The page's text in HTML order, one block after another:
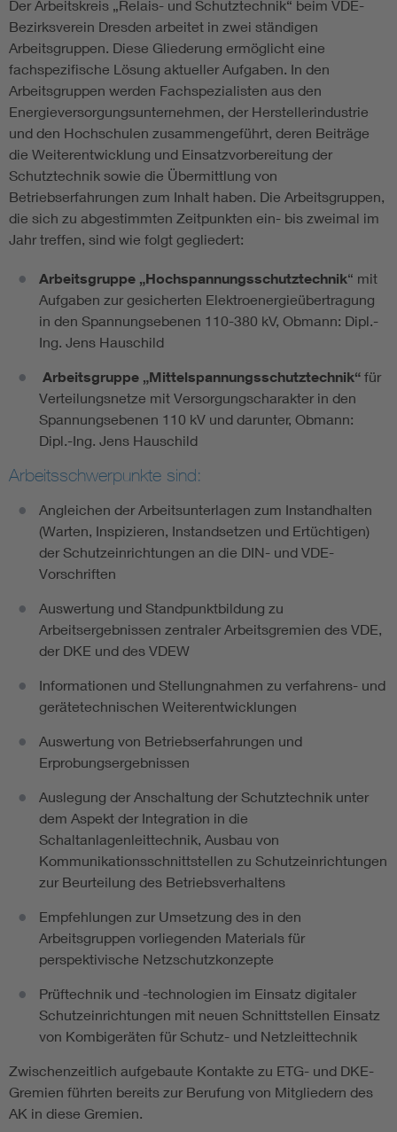
Der Arbeitskreis „Relais- und Schutztechnik“ beim VDE-
Bezirksverein Dresden arbeitet in zwei ständigen
Arbeitsgruppen. Diese Gliederung ermöglicht eine
fachspezifische Lösung aktueller Aufgaben. In den
Arbeitsgruppen werden Fachspezialisten aus den
Energieversorgungsunternehmen, der Herstellerindustrie
und den Hochschulen zusammengeführt, deren Beiträge
die Weiterentwicklung und Einsatzvorbereitung der
Schutztechnik sowie die Übermittlung von
Betriebserfahrungen zum Inhalt haben. Die Arbeitsgruppen,
die sich zu abgestimmten Zeitpunkten ein- bis zweimal im
Jahr treffen, sind wie folgt gegliedert:
Arbeitsgruppe „Hochspannungsschutztechnik“ mit
Aufgaben zur gesicherten Elektroenergieübertragung
in den Spannungsebenen 110-380 kV, Obmann: Dipl.-
Ing. Jens Hauschild
Arbeitsgruppe „Mittelspannungsschutztechnik“ für
Verteilungsnetze mit Versorgungscharakter in den
Spannungsebenen 110 kV und darunter, Obmann:
Dipl.-Ing. Jens Hauschild
Arbeitsschwerpunkte sind:
Angleichen der Arbeitsunterlagen zum Instandhalten
(Warten, Inspizieren, Instandsetzen und Ertüchtigen)
der Schutzeinrichtungen an die DIN- und VDE-
Vorschriften
Auswertung und Standpunktbildung zu
Arbeitsergebnissen zentraler Arbeitsgremien des VDE,
der DKE und des VDEW
Informationen und Stellungnahmen zu verfahrens- und
gerätetechnischen Weiterentwicklungen
Auswertung von Betriebserfahrungen und
Erprobungsergebnissen
Auslegung der Anschaltung der Schutztechnik unter
dem Aspekt der Integration in die
Schaltanlagenleittechnik, Ausbau von
Kommunikationsschnittstellen zu Schutzeinrichtungen
zur Beurteilung des Betriebsverhaltens
Empfehlungen zur Umsetzung des in den
Arbeitsgruppen vorliegenden Materials für
perspektivische Netzschutzkonzepte
Prüftechnik und -technologien im Einsatz digitaler
Schutzeinrichtungen mit neuen Schnittstellen Einsatz
von Kombigeräten für Schutz- und Netzleittechnik
Zwischenzeitlich aufgebaute Kontakte zu ETG- und DKE-
Gremien führten bereits zur Berufung von Mitgliedern des
AK in diese Gremien.